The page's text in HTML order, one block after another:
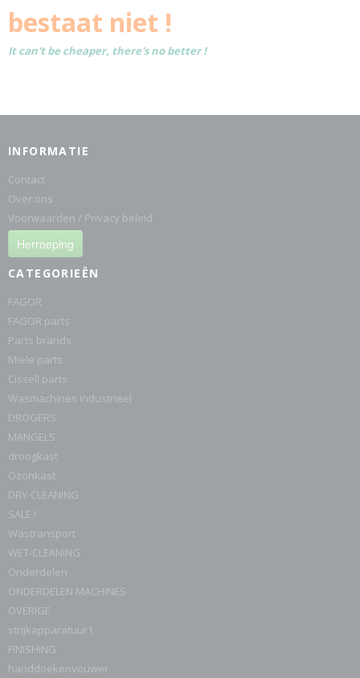
bestaat niet !
It can't be cheaper, there's no better !
INFORMATIE
Contact
Over ons
Voorwaarden / Privacy beleid
Herroeping
CATEGORIEËN
FAGOR
FAGOR parts
Parts brands
Miele parts
Cissell parts
Wasmachines industrieel
DROGERS
MANGELS
droogkast
Ozonkast
DRY-CLEANING
SALE !
Wastransport
WET-CLEANING
Onderdelen
ONDERDELEN MACHINES
OVERIGE
strijkapparatuur1
FINISHING
handdoekenvouwer